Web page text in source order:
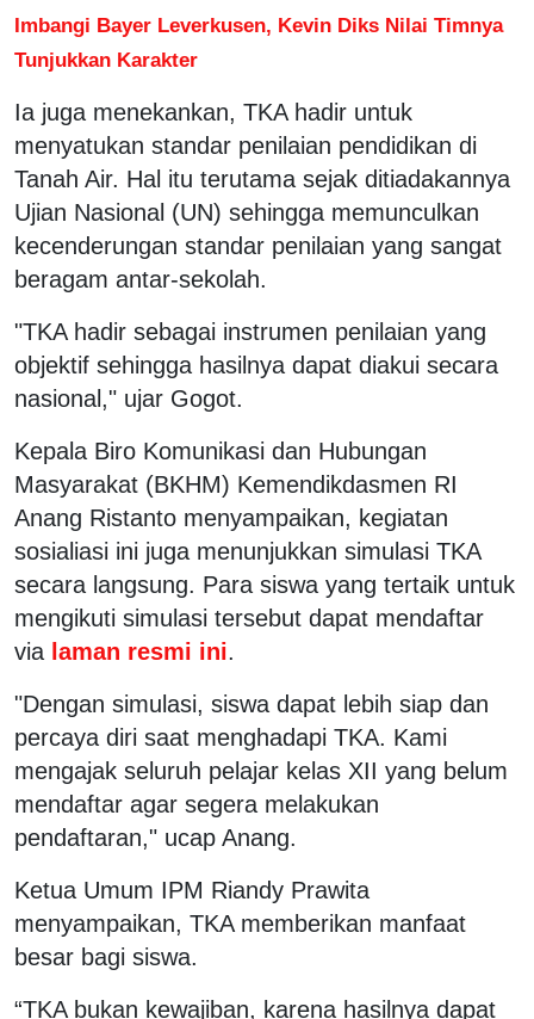
Imbangi Bayer Leverkusen, Kevin Diks Nilai Timnya
Tunjukkan Karakter
Ia juga menekankan, TKA hadir untuk
menyatukan standar penilaian pendidikan di
Tanah Air. Hal itu terutama sejak ditiadakannya
Ujian Nasional (UN) sehingga memunculkan
kecenderungan standar penilaian yang sangat
beragam antar-sekolah.
"TKA hadir sebagai instrumen penilaian yang
objektif sehingga hasilnya dapat diakui secara
nasional," ujar Gogot.
Kepala Biro Komunikasi dan Hubungan
Masyarakat (BKHM) Kemendikdasmen RI
Anang Ristanto menyampaikan, kegiatan
sosialiasi ini juga menunjukkan simulasi TKA
secara langsung. Para siswa yang tertaik untuk
mengikuti simulasi tersebut dapat mendaftar
via laman resmi ini.
"Dengan simulasi, siswa dapat lebih siap dan
percaya diri saat menghadapi TKA. Kami
mengajak seluruh pelajar kelas XII yang belum
mendaftar agar segera melakukan
pendaftaran," ucap Anang.
Ketua Umum IPM Riandy Prawita
menyampaikan, TKA memberikan manfaat
besar bagi siswa.
“TKA bukan kewajiban, karena hasilnya dapat